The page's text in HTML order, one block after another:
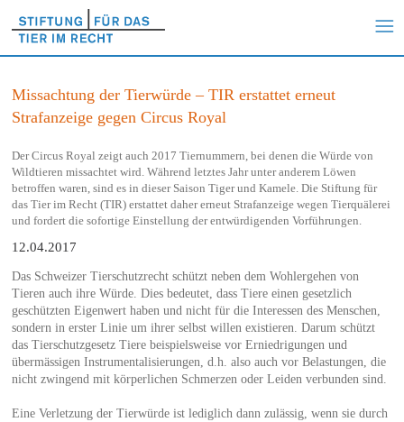
Missachtung der Tierwürde – TIR erstattet erneut
Strafanzeige gegen Circus Royal
Der Circus Royal zeigt auch 2017 Tiernummern, bei denen die Würde von
Wildtieren missachtet wird. Während letztes Jahr unter anderem Löwen
betroffen waren, sind es in dieser Saison Tiger und Kamele. Die Stiftung für
das Tier im Recht (TIR) erstattet daher erneut Strafanzeige wegen Tierquälerei
und fordert die sofortige Einstellung der entwürdigenden Vorführungen.
12.04.2017
Das Schweizer Tierschutzrecht schützt neben dem Wohlergehen von
Tieren auch ihre Würde. Dies bedeutet, dass Tiere einen gesetzlich
geschützten Eigenwert haben und nicht für die Interessen des Menschen,
sondern in erster Linie um ihrer selbst willen existieren. Darum schützt
das Tierschutzgesetz Tiere beispielsweise vor Erniedrigungen und
übermässigen Instrumentalisierungen, d.h. also auch vor Belastungen, die
nicht zwingend mit körperlichen Schmerzen oder Leiden verbunden sind.
Eine Verletzung der Tierwürde ist lediglich dann zulässig, wenn sie durch